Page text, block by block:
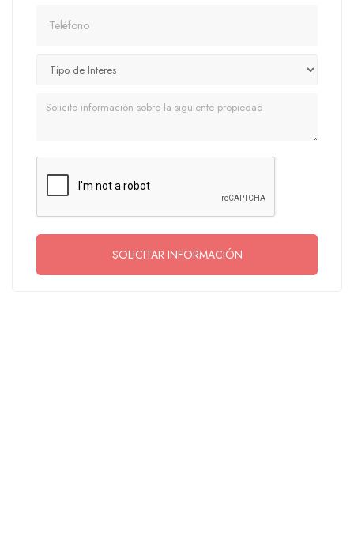
Mensaje
SOLICITAR INFORMACIÓN